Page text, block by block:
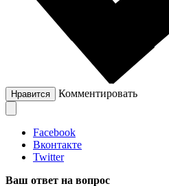
Нравится Комментировать
Facebook
Вконтакте
Twitter
Ваш ответ на вопрос